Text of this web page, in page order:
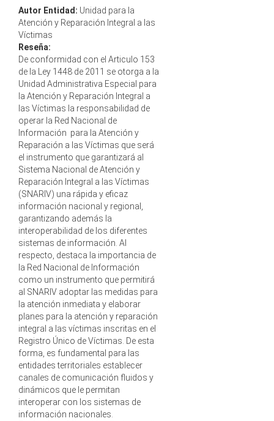
Autor Entidad: Unidad para la
Atención y Reparación Integral a las
Víctimas
Reseña:
De conformidad con el Articulo 153
de la Ley 1448 de 2011 se otorga a la
Unidad Administrativa Especial para
la Atención y Reparación Integral a
las Víctimas la responsabilidad de
operar la Red Nacional de
Información para la Atención y
Reparación a las Víctimas que será
el instrumento que garantizará al
Sistema Nacional de Atención y
Reparación Integral a las Víctimas
(SNARIV) una rápida y eficaz
información nacional y regional,
garantizando además la
interoperabilidad de los diferentes
sistemas de información. Al
respecto, destaca la importancia de
la Red Nacional de Información
como un instrumento que permitirá
al SNARIV adoptar las medidas para
la atención inmediata y elaborar
planes para la atención y reparación
integral a las víctimas inscritas en el
Registro Único de Víctimas. De esta
forma, es fundamental para las
entidades territoriales establecer
canales de comunicación fluidos y
dinámicos que le permitan
interoperar con los sistemas de
información nacionales.